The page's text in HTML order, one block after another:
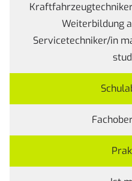
Weiterbildung
Servicetechniker/in